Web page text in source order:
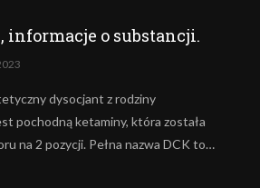
informacje o substancji.
dysocjant z rodziny
pochodną ketaminy, która została
na 2 pozycji. Pełna nazwa DCK to…